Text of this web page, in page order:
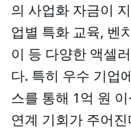
의 사업화 자금이
업별 특화 교육, 벤
이 등 다양한 액셀
다. 특히 우수 기업
스를 통해 1억 원
연계 기회가 주어진